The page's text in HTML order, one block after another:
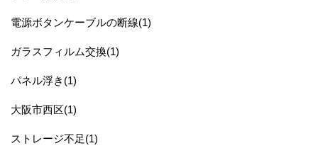
電源ボタンケーブルの断線(1)
ガラスフィルム交換(1)
パネル浮き(1)
大阪市西区(1)
ストレージ不足(1)